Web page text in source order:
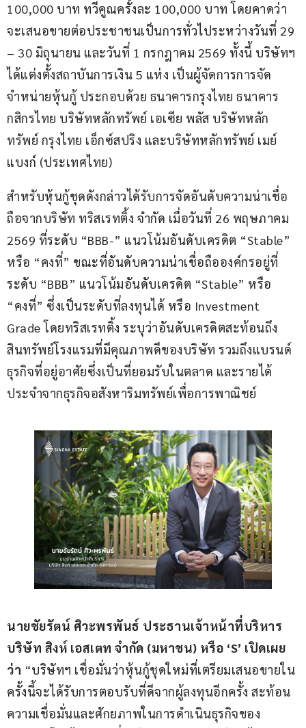
100,000 บาท ทวีคูณครั้งละ 100,000 บาท โดยคาดว่า
จะเสนอขายต่อประชาชนเป็นการทั่วไประหว่างวันที่ 29
– 30 มิถุนายน และวันที่ 1 กรกฎาคม 2569 ทั้งนี้ บริษัทฯ
ได้แต่งตั้งสถาบันการเงิน 5 แห่ง เป็นผู้จัดการการจัด
จำหน่ายหุ้นกู้ ประกอบด้วย ธนาคารกรุงไทย ธนาคาร
กสิกรไทย บริษัทหลักทรัพย์ เอเซีย พลัส บริษัทหลัก
ทรัพย์ กรุงไทย เอ็กซ์สปริง และบริษัทหลักทรัพย์ เมย์
แบงก์ (ประเทศไทย)
สำหรับหุ้นกู้ชุดดังกล่าวได้รับการจัดอันดับความน่าเชื่อ
ถือจากบริษัท ทริสเรทติ้ง จำกัด เมื่อวันที่ 26 พฤษภาคม
2569 ที่ระดับ “BBB-” แนวโน้มอันดับเครดิต “Stable”
หรือ “คงที่” ขณะที่อันดับความน่าเชื่อถือองค์กรอยู่ที่
ระดับ “BBB” แนวโน้มอันดับเครดิต “Stable” หรือ
“คงที่” ซึ่งเป็นระดับที่ลงทุนได้ หรือ Investment
Grade โดยทริสเรทติ้ง ระบุว่าอันดับเครดิตสะท้อนถึง
สินทรัพย์โรงแรมที่มีคุณภาพดีของบริษัท รวมถึงแบรนด์
ธุรกิจที่อยู่อาศัยซึ่งเป็นที่ยอมรับในตลาด และรายได้
ประจำจากธุรกิจอสังหาริมทรัพย์เพื่อการพาณิชย์
นายชัยรัตน์ ศิวะพรพันธ์ ประธานเจ้าหน้าที่บริหาร
บริษัท สิงห์ เอสเตท จำกัด (มหาชน) หรือ ‘S’ เปิดเผย
ว่า “บริษัทฯ เชื่อมั่นว่าหุ้นกู้ชุดใหม่ที่เตรียมเสนอขายใน
ครั้งนี้จะได้รับการตอบรับที่ดีจากผู้ลงทุนอีกครั้ง สะท้อน
ความเชื่อมั่นและศักยภาพในการดำเนินธุรกิจของ